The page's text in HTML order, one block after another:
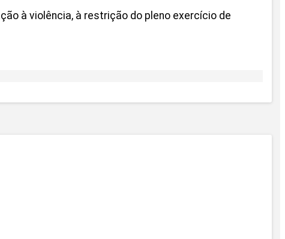
à violência, à restrição do pleno exercício de